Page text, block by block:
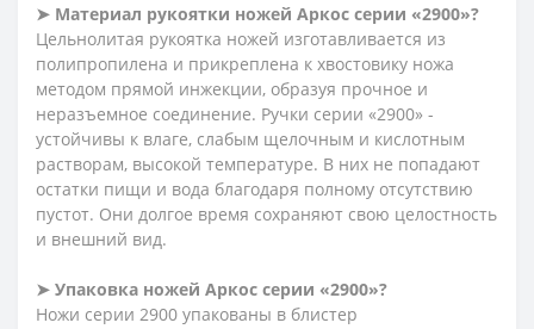
➤ Материал рукоятки ножей Аркос серии «2900»?
Цельнолитая рукоятка ножей изготавливается из
полипропилена и прикреплена к хвостовику ножа
методом прямой инжекции, образуя прочное и
неразъемное соединение. Ручки серии «2900» -
устойчивы к влаге, слабым щелочным и кислотным
растворам, высокой температуре. В них не попадают
остатки пищи и вода благодаря полному отсутствию
пустот. Они долгое время сохраняют свою целостность
и внешний вид.
➤ Упаковка ножей Аркос серии «2900»?
Ножи серии 2900 упакованы в блистер